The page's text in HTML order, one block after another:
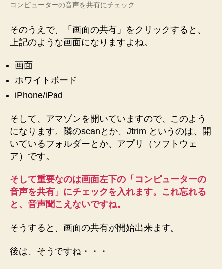
コンピューターの音声を共有にチェック
そのうえで、「画面の共有」をクリックすると、
上記のような画面になりますよね。
画面
ホワイトボード
iPhone/iPad
そして、アマゾンを開いていますので、このよう
になります。隣のscanとか、Jtrim というのは、開
いているフォルダーとか、アプリ（ソフトウェ
ア）です。
そして重要なのは画面左下の「コンピューターの
音声を共有」にチェックを入れます。これ忘れる
と、音声聞こえないですね。
そうすると、画面の共有が開始出来ます。
後は、そうですね・・・